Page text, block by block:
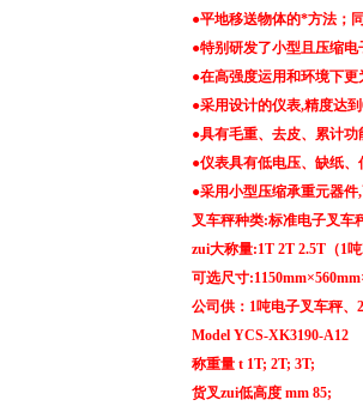
●平地移送物体的*方法；
●特别研发了小型且压缩
●在高强度运用和环境下更
●采用设计的仪表,精度达
●具有毛重、去皮、累计
●仪表具有低电压、缺纸、
●采用小型压缩承重元器
叉车秤种类:标准电子叉车
zui大称量:1T 2T 2.5T（1
可选尺寸
公司供：1吨电子叉车秤
Model YCS-XK3190-A12
称重量 t 1T; 2T; 3T;
货叉zui低高度 mm 85;